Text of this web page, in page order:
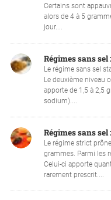
Certains sont
alors de 4 à 5
jour....
Régimes sans
Le régime sans sel
Le deuxième niveau
apporte de 1,5 à 2,5
sodium)....
Régimes sans
Le régime strict
grammes. Parmi les
Celui-ci apporte
rarement prescrit....